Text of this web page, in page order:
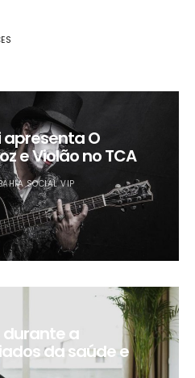
apresenta O
e Violão no TCA
SOCIAL VIP
durante a
da saúde e